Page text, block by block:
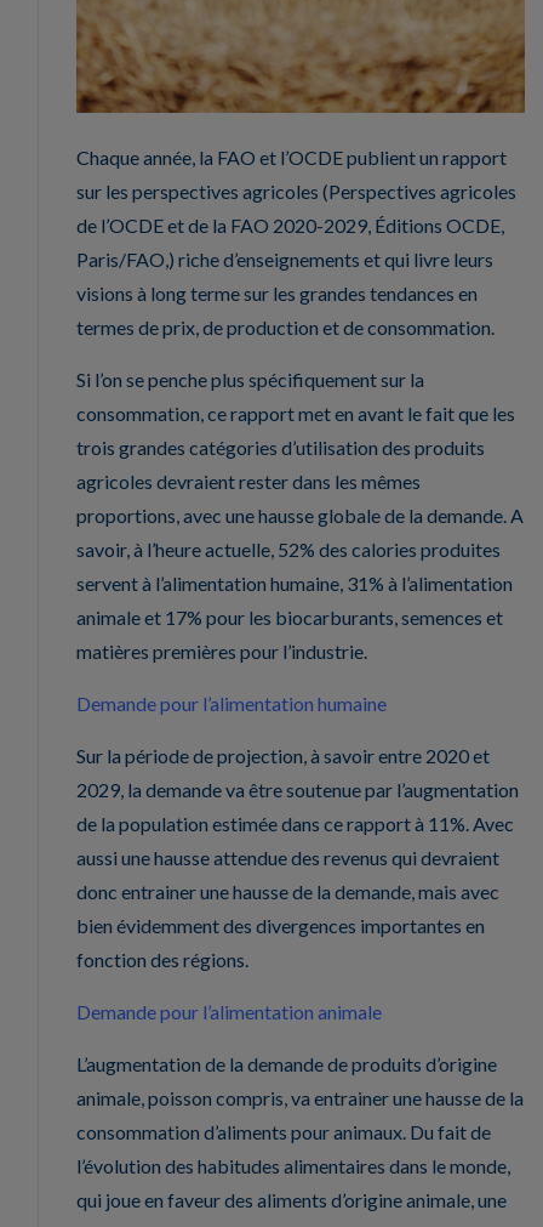
Chaque année, la FAO et l’OCDE publient un rapport
sur les perspectives agricoles (Perspectives agricoles
de l’OCDE et de la FAO 2020-2029, Éditions OCDE,
Paris/FAO,) riche d’enseignements et qui livre leurs
visions à long terme sur les grandes tendances en
termes de prix, de production et de consommation.
Si l’on se penche plus spécifiquement sur la
consommation, ce rapport met en avant le fait que les
trois grandes catégories d’utilisation des produits
agricoles devraient rester dans les mêmes
proportions, avec une hausse globale de la demande. A
savoir, à l’heure actuelle, 52% des calories produites
servent à l’alimentation humaine, 31% à l’alimentation
animale et 17% pour les biocarburants, semences et
matières premières pour l’industrie.
Demande pour l’alimentation humaine
Sur la période de projection, à savoir entre 2020 et
2029, la demande va être soutenue par l’augmentation
de la population estimée dans ce rapport à 11%. Avec
aussi une hausse attendue des revenus qui devraient
donc entrainer une hausse de la demande, mais avec
bien évidemment des divergences importantes en
fonction des régions.
Demande pour l’alimentation animale
L’augmentation de la demande de produits d’origine
animale, poisson compris, va entrainer une hausse de la
consommation d’aliments pour animaux. Du fait de
l’évolution des habitudes alimentaires dans le monde,
qui joue en faveur des aliments d’origine animale, une